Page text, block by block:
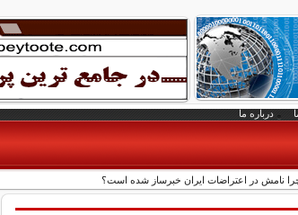
درباره ما
نامش در اعتراضات ایران خبرساز شده است؟